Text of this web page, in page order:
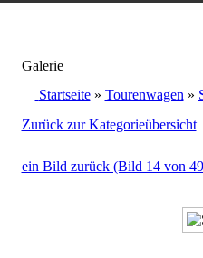
Galerie
Startseite» Tourenwagen »
Zurück zur Kategorieübersicht
ein Bild zurück (Bild 14 von